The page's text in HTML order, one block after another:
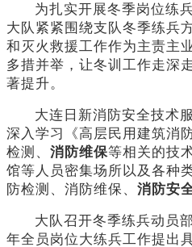
为扎实开展冬季岗位练
大队紧紧围绕支队冬季练兵
和灭火救援工作作为主责主
多措并举，让冬训工作走深
著提升。
大连日新消防安全技术
深入学习《高层民用建筑消
检测、 消防维保等相关的技
馆等人员密集场所以及各种
防检测、消防维保、 消防安
大队召开冬季练兵动员
年全员岗位大练兵工作提出